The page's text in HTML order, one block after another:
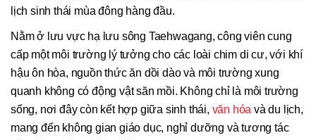
lịch sinh thái mùa đông hàng đầu.
Nằm ở lưu vực hạ lưu sông Taehwagang, công viên cung
cấp một môi trường lý tưởng cho các loài chim di cư, với khí
hậu ôn hòa, nguồn thức ăn dồi dào và môi trường xung
quanh không có động vật săn mồi. Không chỉ là môi trường
sống, nơi đây còn kết hợp giữa sinh thái, văn hóa và du lịch,
mang đến không gian giáo dục, nghỉ dưỡng và tương tác